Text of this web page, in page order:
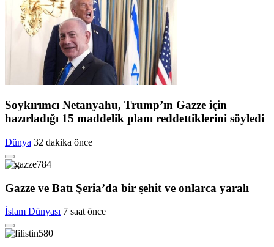
Soykırımcı Netanyahu, Trump’ın Gazze için
hazırladığı 15 maddelik planı reddettiklerini söyledi
Dünya 32 dakika önce
Gazze ve Batı Şeria’da bir şehit ve onlarca yaralı
İslam Dünyası 7 saat önce